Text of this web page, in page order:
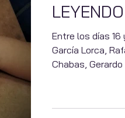
Entre los días 16
García Lorca,
Chabas, Gerardo